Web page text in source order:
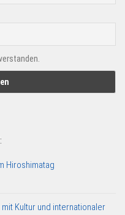
Hiroshimatag
Kultur und internationaler